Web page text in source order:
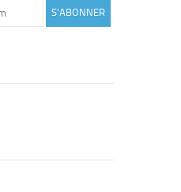
S'ABONNER